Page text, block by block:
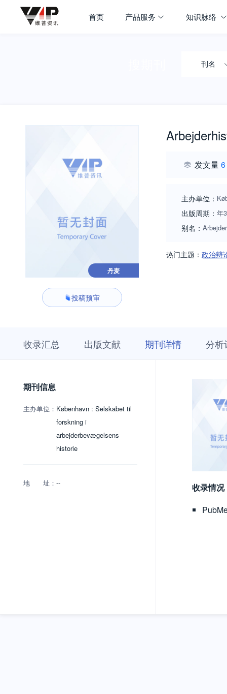
首页 产品服务 知识脉络
刊名
丹麦
投稿预审
发文量6
主办单位：
出版周期： 年
别名：
热门主题： 政治辩
收录汇总 出版文献 期刊详情 分析
期刊信息
主办单位： København : Selskabet til
forskning i
arbejderbevægelsens
historie
地 址： --
收录情况